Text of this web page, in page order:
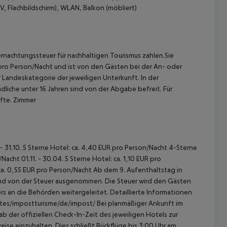
Flachbildschirm), WLAN, Balkon (möbliert)
für nachhaltigen Tourismus zahlen.Sie
pro Person/Nacht und ist von den Gästen bei der An- oder
der jeweiligen Unterkunft. In der
unter 16 Jahren sind von der Abgabe befreit. Für
Zimmer
5 Sterne Hotel: ca. 4,40 EUR pro Person/Nacht 4-Sterne
01.11. - 30.04. 5 Sterne Hotel: ca. 1,10 EUR pro
0,55 EUR pro Person/Nacht Ab dem 9. Aufenthaltstag in
von der Steuer ausgenommen. Die Steuer wird den Gästen
an die Behörden weitergeleitet. Detaillierte Informationen
impostturisme/de/impost/ Bei planmäßiger Ankunft im
der offiziellen Check-In-Zeit des jeweiligen Hotels zur